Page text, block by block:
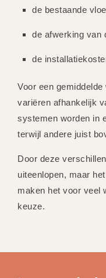
de bestaande
de afwerking van
de
Voor een
variëren afhankelijk
systemen worden in
terwijl andere juist
Door deze
uiteenlopen, maar
maken het voor veel
keuze.